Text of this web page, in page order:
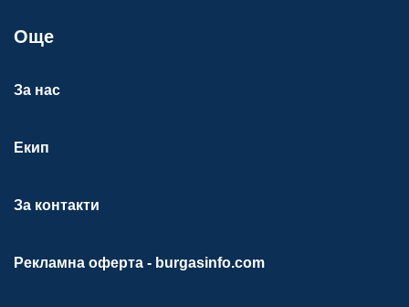
Още
За нас
Екип
За контакти
Рекламна оферта - burgasinfo.com